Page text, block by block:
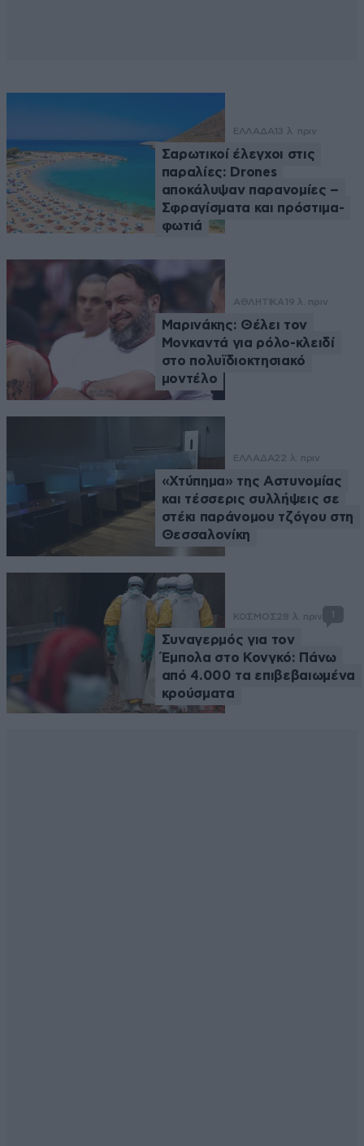
ΕΛΛΑΔΑ 13 λ. πριν
Σαρωτικοί έλεγχοι στις
παραλίες: Drones
αποκάλυψαν παρανομίες –
Σφραγίσματα και πρόστιμα-
φωτιά
ΑΘΛΗΤΙΚΑ 19 λ. πριν
Μαρινάκης: Θέλει τον
Μονκαντά για ρόλο-κλειδί
στο πολυϊδιοκτησιακό
μοντέλο
ΕΛΛΑΔΑ22 λ. πριν
«Χτύπημα» της Αστυνομίας
και τέσσερις συλλήψεις σε
στέκι παράνομου τζόγου στη
Θεσσαλονίκη
ΚΟΣΜΟΣ28 λ. πριν 1
Συναγερμός για τον
Έμπολα στο Κονγκό: Πάνω
από 4.000 τα επιβεβαιωμένα
κρούσματα